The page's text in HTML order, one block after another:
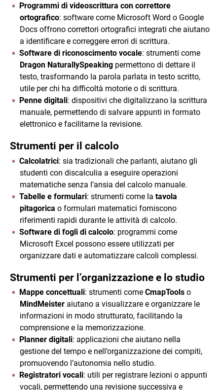
Programmi di videoscrittura con correttore
ortografico: software come Microsoft Word o Google
Docs offrono correttori ortografici integrati che aiutano
a identificare e correggere errori di scrittura.
Software di riconoscimento vocale: strumenti come
Dragon NaturallySpeaking permettono di dettare il
testo, trasformando la parola parlata in testo scritto,
utile per chi ha difficoltà motorie o di scrittura.
Penne digitali: dispositivi che digitalizzano la scrittura
manuale, permettendo di salvare appunti in formato
elettronico e facilitarne la revisione.
Strumenti per il calcolo
Calcolatrici: sia tradizionali che parlanti, aiutano gli
studenti con discalculia a eseguire operazioni
matematiche senza l’ansia del calcolo manuale.
Tabelle e formulari: strumenti come la tavola
pitagorica o formulari matematici forniscono
riferimenti rapidi durante le attività di calcolo.
Software di fogli di calcolo: programmi come
Microsoft Excel possono essere utilizzati per
organizzare dati e automatizzare calcoli complessi.
Strumenti per l’organizzazione e lo studio
Mappe concettuali: strumenti come CmapTools o
MindMeister aiutano a visualizzare e organizzare le
informazioni in modo strutturato, facilitando la
comprensione e la memorizzazione.
Planner digitali: applicazioni che aiutano nella
gestione del tempo e nell’organizzazione dei compiti,
promuovendo l’autonomia nello studio.
Registratori vocali: utili per registrare lezioni o appunti
vocali, permettendo una revisione successiva e